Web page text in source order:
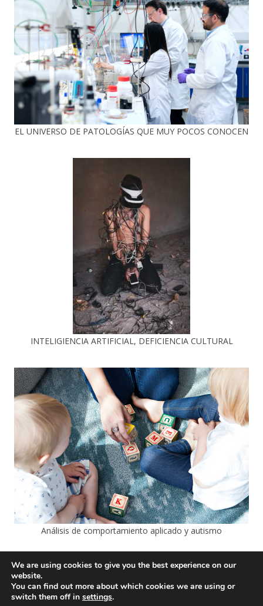
EL UNIVERSO DE PATOLOGÍAS QUE MUY POCOS CONOCEN
INTELIGIENCIA ARTIFICIAL, DEFICIENCIA CULTURAL
Análisis de comportamiento aplicado y autismo
We are using cookies to give you the best experience on our
website.
You can find out more about which cookies we are using or
switch them off in settings.